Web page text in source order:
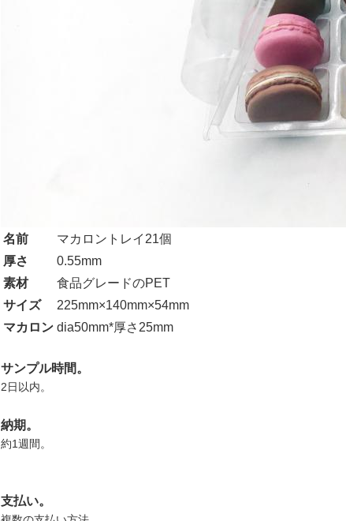
名前
マカロントレイ21個
厚さ
0.55mm
素材
食品グレードのPET
サイズ
225mm×140mm×54mm
マカロン dia50mm*厚さ25mm
サンプル時間。
2日以内。
納期。
約1週間。
支払い。